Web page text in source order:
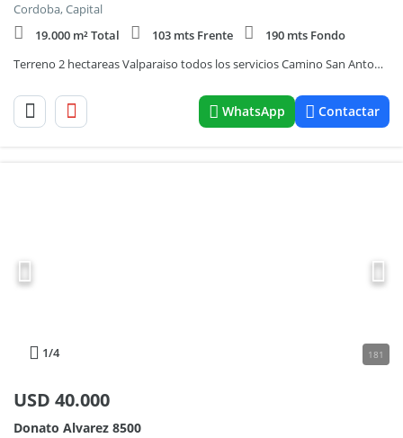
Cordoba, Capital
19.000 m² Total
103 mts Frente
190 mts Fondo
Terreno 2 hectareas Valparaiso todos los servicios Camino San Antonio
WhatsApp Contactar
1/4 181
USD 40.000
Donato Alvarez 8500